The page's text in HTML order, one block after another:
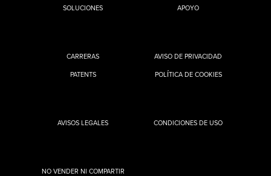
SOLUCIONES
APOYO
CARRERAS
PATENTS
AVISO DE PRIVACIDAD
POLÍTICA DE COOKIES
AVISOS LEGALES CONDICIONES DE USO
NO VENDER NI COMPARTIR